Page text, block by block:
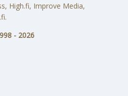
High.fi, Improve Media,
- 2026